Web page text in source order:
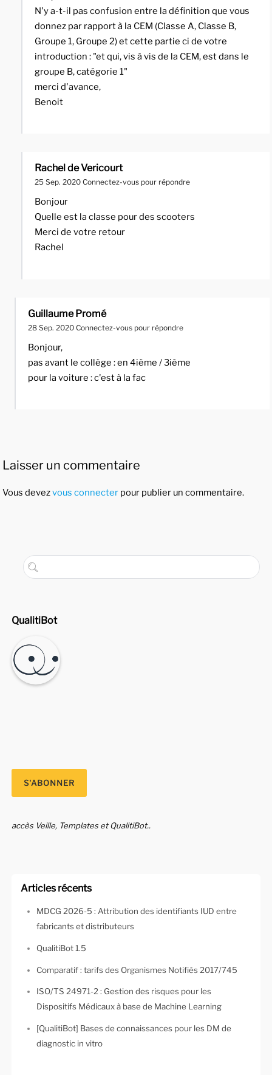
N'y a-t-il pas confusion entre la définition que vous
donnez par rapport à la CEM (Classe A, Classe B,
Groupe 1, Groupe 2) et cette partie ci de votre
introduction : "et qui, vis à vis de la CEM, est dans le
groupe B, catégorie 1"
merci d'avance,
Benoit
Rachel de Vericourt
25 Sep. 2020 Connectez-vous pour répondre
Bonjour
Quelle est la classe pour des scooters
Merci de votre retour
Rachel
Guillaume Promé
28 Sep. 2020 Connectez-vous pour répondre
Bonjour,
pas avant le collège : en 4ième / 3ième
pour la voiture : c'est à la fac
Laisser un commentaire
Vous devezvous connecter pour publier un commentaire.
QualitiBot
accès Veille, Templates et QualitiBot..
Articles récents
MDCG 2026-5 : Attribution des identifiants IUD entre
fabricants et distributeurs
QualitiBot 1.5
Comparatif : tarifs des Organismes Notifiés 2017/745
ISO/TS 24971-2 : Gestion des risques pour les
Dispositifs Médicaux à base de Machine Learning
[QualitiBot] Bases de connaissances pour les DM de
diagnostic in vitro